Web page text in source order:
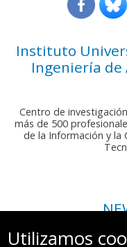
Instituto
Ingeniería de
Centro de
más de 500
de la Información y la
Si deseas recibir
Utilizamos